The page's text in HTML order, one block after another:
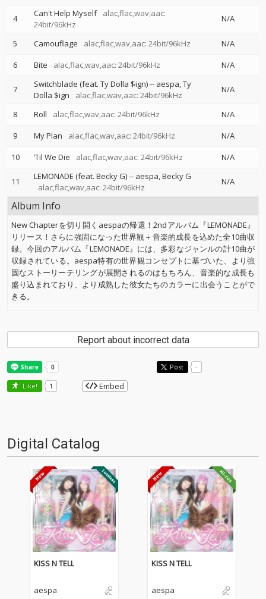
4 Can't Help Myself
alac,flac,wav,aac:
24bit/96kHz
N/A
5 Camouflage alac,flac,wav,aac: 24bit/96kHz
N/A
6
Bite alac,flac,wav,aac: 24bit/96kHz N/A
7 Switchblade (feat. Ty Dolla $ign)-- aespa Ty
Dolla $ign
alac,flac,wav,aac: 24bit/96kHz
N/A
8 Roll alac,flac,wav,aac: 24bit/96kHz
N/A
9
My Plan alac,flac,wav,aac: 24bit/96kHz
N/A
10
’Til We Die alac,flac,wav,aac: 24bit/96kHz N/A
11 LEMONADE (feat. Becky G)-- aespa Becky G
alac,flac,wav,aac: 24bit/96kHz
N/A
Album Info
New Chapterを切り開くaespaの帰還！2ndアルバム『LEMONADE』
リリース！さらに強固になった世界観＋音楽的成長を込めた全10曲収
録。今回のアルバム『LEMONADE』には、多彩なジャンルの計10曲が
収録されている。aespa特有の世界観コンセプトに基づいた、より強
固なストーリーテリングが展開されるのはもちろん、音楽的な成長も
盛り込まれており、より成熟した彼女たちのカラーに出会うことがで
きる。
Report about incorrect data
Post -
Like! 1 Embed
Digital Catalog
KISS N TELL
aespa
KISS N TELL
aespa